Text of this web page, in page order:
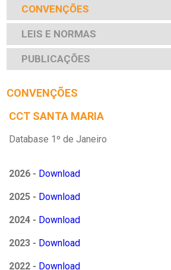
CONVENÇÕES
LEIS E NORMAS
PUBLICAÇÕES
CONVENÇÕES
CCT SANTA MARIA
Database 1º de Janeiro
2026 - Download
2025 - Download
2024 - Download
2023 - Download
2022 - Download